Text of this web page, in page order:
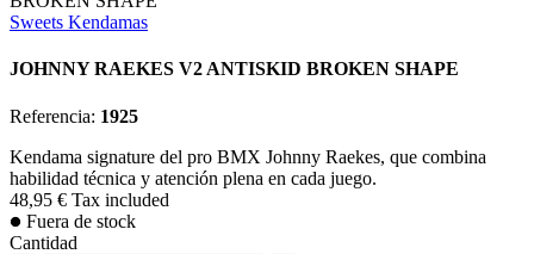
Sweets Kendamas
JOHNNY RAEKES V2 ANTISKID BROKEN SHAPE
Referencia: 1925
Kendama signature del pro BMX Johnny Raekes, que combina
habilidad técnica y atención plena en cada juego.
48,95 € Tax included
Fuera de stock
Cantidad